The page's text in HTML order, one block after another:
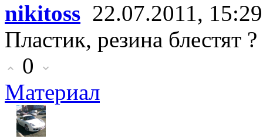
nikitoss 22.07.2011, 15:29
Пластик, резина блестят ?
0
Материал